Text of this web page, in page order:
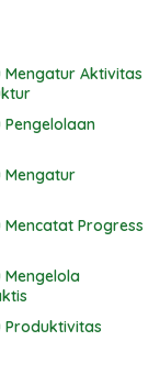
Aktivitas
Mengatur
Progress
Produktivitas